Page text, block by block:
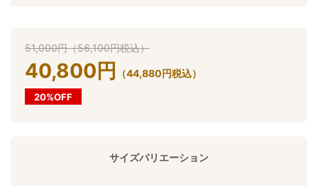
51,000円（56,100円税込）
40,800円 （44,880円税込）
20%OFF
サイズバリエーション